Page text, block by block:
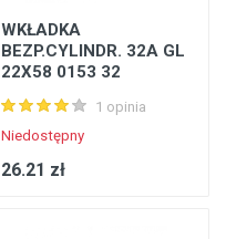
WKŁADKA
BEZP.CYLINDR. 32A GL
22X58 0153 32
1 opinia
Niedostępny
26.21 zł